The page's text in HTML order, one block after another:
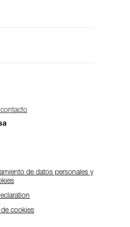
de datos personales y
cookies